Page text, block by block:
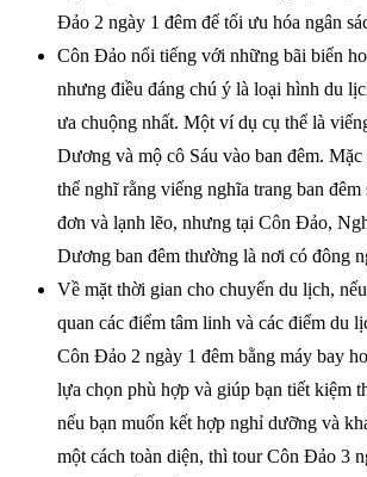
Đảo 2 ngày 1 đêm để tối ưu hóa ngân
Côn Đảo nổi tiếng với những bãi biển
nhưng điều đáng chú ý là loại hình du
ưa chuộng nhất. Một ví dụ cụ thể là
Dương và mộ cô Sáu vào ban đêm.
thể nghĩ rằng viếng nghĩa trang ban đêm
đơn và lạnh lẽo, nhưng tại Côn Đảo,
Dương ban đêm thường là nơi có đông
Về mặt thời gian cho chuyến du lịch,
quan các điểm tâm linh và các điểm du
Côn Đảo 2 ngày 1 đêm bằng máy bay
lựa chọn phù hợp và giúp bạn tiết kiệm
nếu bạn muốn kết hợp nghỉ dưỡng và
một cách toàn diện, thì tour Côn Đảo 3